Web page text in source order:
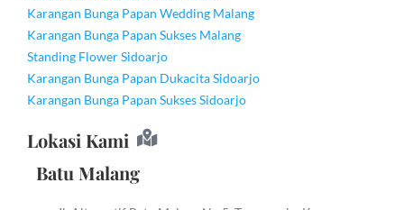
Karangan Bunga Papan Wedding Malang
Karangan Bunga Papan Sukses Malang
Standing Flower Sidoarjo
Karangan Bunga Papan Dukacita Sidoarjo
Karangan Bunga Papan Sukses Sidoarjo
Lokasi Kami
Batu Malang